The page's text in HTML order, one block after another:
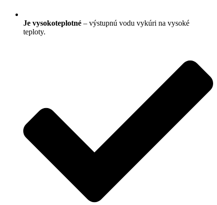
Je vysokoteplotné – výstupnú vodu vykúri na vysoké
teploty.